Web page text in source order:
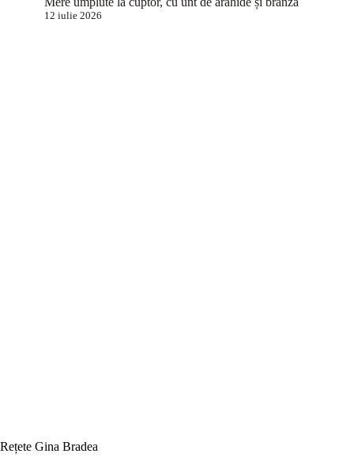
12 iulie 2026
Rețete Gina Bradea